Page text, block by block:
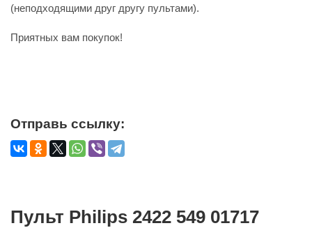
(неподходящими друг другу пультами).
Приятных вам покупок!
Отправь ссылку:
Пульт Philips 2422 549 01717